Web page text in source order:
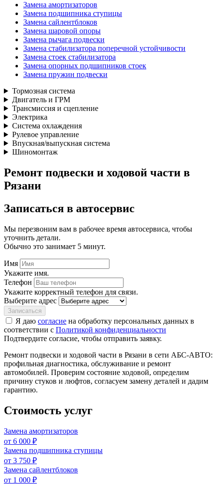
Замена амортизаторов
Замена подшипника ступицы
Замена сайлентблоков
Замена шаровой опоры
Замена рычага подвески
Замена стабилизатора поперечной устойчивости
Замена стоек стабилизатора
Замена опорных подшипников стоек
Замена пружин подвески
Тормозная система
Двигатель и ГРМ
Трансмиссия и сцепление
Электрика
Система охлаждения
Рулевое управление
Впускная/выпускная система
Шиномонтаж
Ремонт подвески и ходовой части в
Рязани
Записаться в автосервис
Мы перезвоним вам в рабочее время автосервиса, чтобы
уточнить детали.
Обычно это занимает 5 минут.
Имя
Укажите имя.
Телефон
Укажите корректный телефон для связи.
Выберите адрес
Записаться
Я даю согласие на обработку персональных данных в
соответствии с Политикой конфиденциальности
Подтвердите согласие, чтобы отправить заявку.
Ремонт подвески и ходовой части в Рязани в сети АБС-АВТО:
профильная диагностика, обслуживание и ремонт
автомобилей. Проверим состояние ходовой, определим
причину стуков и люфтов, согласуем замену деталей и дадим
гарантию.
Стоимость услуг
Замена амортизаторов
от 6 000 ₽
Замена подшипника ступицы
от 3 750 ₽
Замена сайлентблоков
от 1 000 ₽